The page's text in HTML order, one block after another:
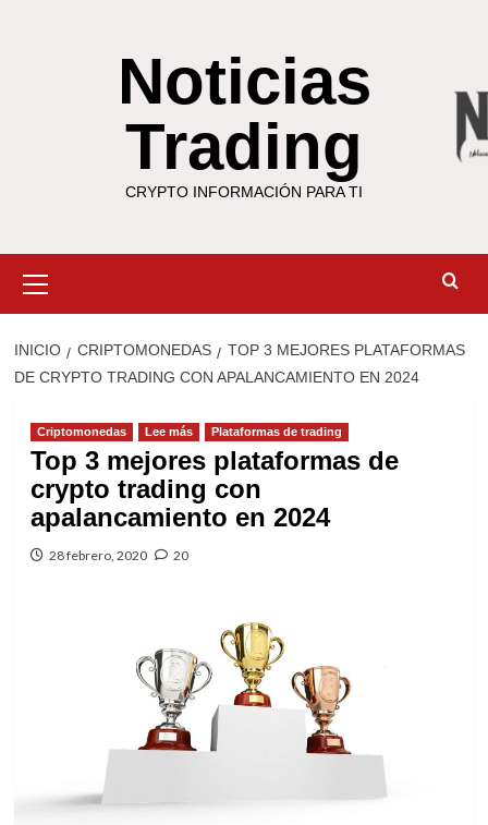
Noticias
Trading
CRYPTO INFORMACIÓN PARA TI
primario
INICIO CRIPTOMONEDAS
TOP 3 MEJORES PLATAFORMAS
DE CRYPTO TRADING CON APALANCAMIENTO EN 2024
Criptomonedas Lee más Plataformas de trading
Top 3 mejores plataformas de
crypto trading con
apalancamiento en 2024
28 febrero, 2020 20